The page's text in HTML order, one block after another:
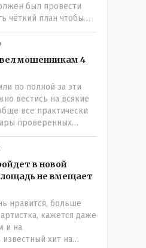
был провести
чёткий план чтобы
явно спешили, а в
то из
Пока
Вами причинам,
меняются по
временами, власти
а это уже
власти
аналитик и
мошенникам 4
по полной за эти
вестись на всякие
все практически
проверенных
банк позвонил, не
банк, нашел того, кто
менеджеру и
звонок, без разницы,
у вас позакрываю.
бан, по умолчанию для
пока не доказано
- только на
верно, я тоже так
ещё никто не
в новой
не вмещает
нравится, больше
кажется даже
и на
хит на